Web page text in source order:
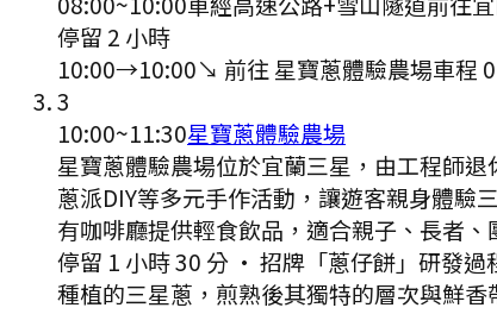
停留 2 小時
10:00→10:00↘ 前往 星寶蔥體驗農場車程 0
3
10:00~11:30星寶蔥體驗農場
星寶蔥體驗農場位於宜蘭三星，由工程師
蔥派DIY等多元手作活動，讓遊客親身體驗
有咖啡廳提供輕食飲品，適合親子、長者
停留 1 小時 30 分 · 招牌「蔥仔餅」研發過
種植的三星蔥，煎熟後其獨特的層次與鮮